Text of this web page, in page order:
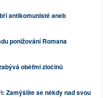
antikomunisté aneb
ponižování Romana
oběťmi zločinů
Zamýšlíte se někdy nad svou